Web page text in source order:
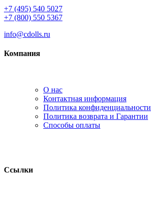
+7 (495) 540 5027
+7 (800) 550 5367
info@cdolls.ru
Компания
О нас
Контактная информация
Политика конфиденциальности
Политика возврата и Гарантии
Способы оплаты
Ссылки